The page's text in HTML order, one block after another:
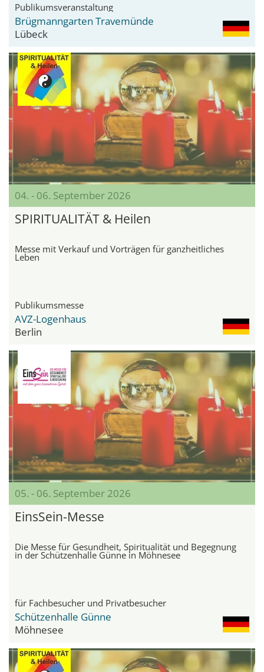
Publikumsveranstaltung
Brügmanngarten Travemünde
Lübeck
04. - 06. September 2026
SPIRITUALITÄT & Heilen
Messe mit Verkauf und Vorträgen für ganzheitliches
Leben
Publikumsmesse
AVZ-Logenhaus
Berlin
05. - 06. September 2026
EinsSein-Messe
Die Messe für Gesundheit, Spiritualität und Begegnung
in der Schützenhalle Günne in Möhnesee
für Fachbesucher und Privatbesucher
Schützenhalle Günne
Möhnesee